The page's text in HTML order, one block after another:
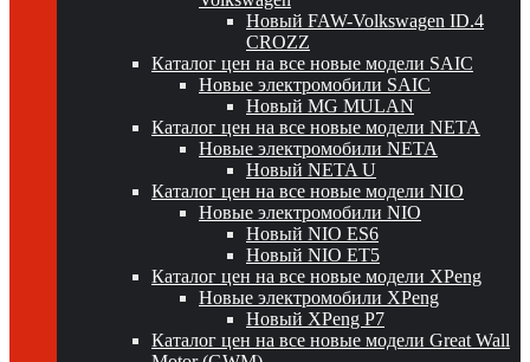
Новый FAW-Volkswagen ID.4
CROZZ
Каталог цен на все новые модели SAIC
Новые электромобили SAIC
Новый MG MULAN
Каталог цен на все новые модели NETA
Новые электромобили NETA
Новый NETA U
Каталог цен на все новые модели NIO
Новые электромобили NIO
Новый NIO ES6
Новый NIO ET5
Каталог цен на все новые модели XPeng
Новые электромобили XPeng
Новый XPeng P7
Каталог цен на все новые модели Great Wall